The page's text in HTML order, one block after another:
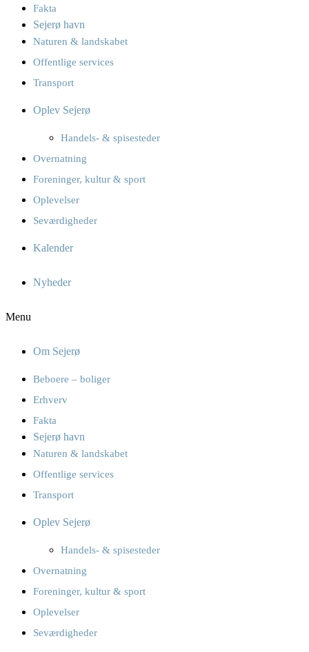
Fakta
Sejerø havn
Naturen & landskabet
Offentlige services
Transport
Oplev Sejerø
Handels- & spisesteder
Overnatning
Foreninger, kultur & sport
Oplevelser
Seværdigheder
Kalender
Nyheder
Menu
Om Sejerø
Beboere – boliger
Erhverv
Fakta
Sejerø havn
Naturen & landskabet
Offentlige services
Transport
Oplev Sejerø
Handels- & spisesteder
Overnatning
Foreninger, kultur & sport
Oplevelser
Seværdigheder